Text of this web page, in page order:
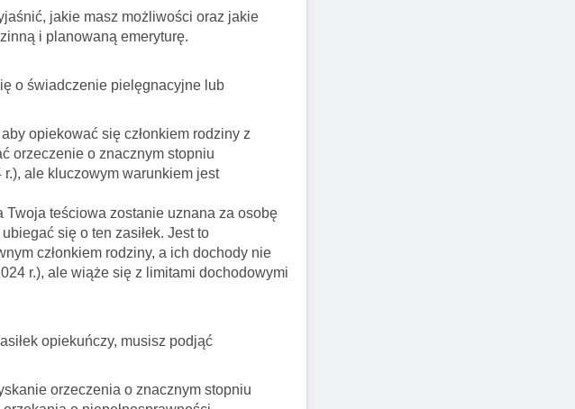
jakie masz możliwości oraz jakie
i planowaną emeryturę.
o świadczenie pielęgnacyjne lub
opiekować się członkiem rodziny z
orzeczenie o znacznym stopniu
ale kluczowym warunkiem jest
teściowa zostanie uznana za osobę
się o ten zasiłek. Jest to
członkiem rodziny, a ich dochody nie
r.), ale wiąże się z limitami dochodowymi
opiekuńczy, musisz podjąć
orzeczenia o znacznym stopniu